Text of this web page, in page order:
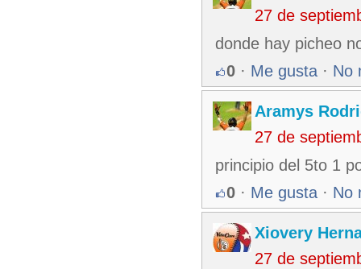
27 de
donde hay picheo
0 · Me gusta · No
Aramys
27 de
principio del 5to 1
0 · Me gusta · No
Xiovery
27 de